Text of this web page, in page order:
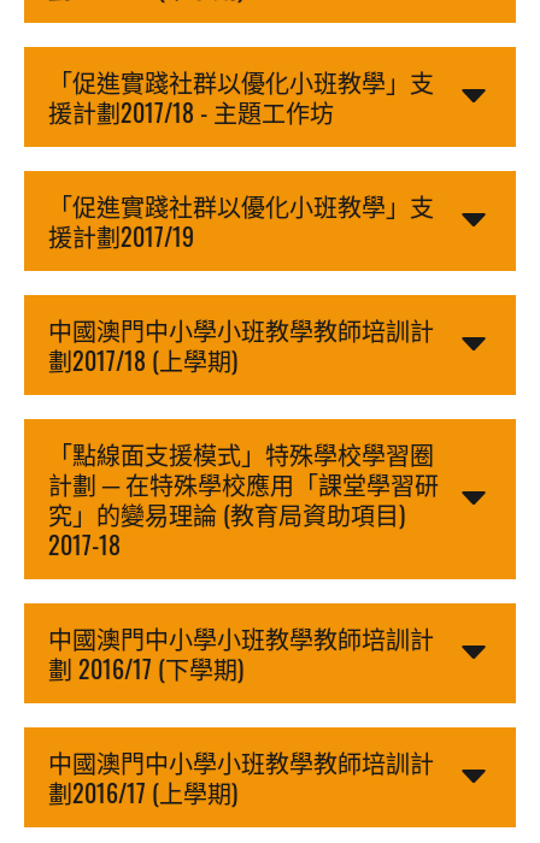
「促進實踐社群以優化小班教學」支
援計劃2017/18 - 主題工作坊
「促進實踐社群以優化小班教學」支
援計劃2017/19
中國澳門中小學小班教學教師培訓計
劃2017/18 (上學期)
「點線面支援模式」特殊學校學習圈
計劃 ─ 在特殊學校應用「課堂學習研
究」的變易理論 (教育局資助項目)
2017-18
中國澳門中小學小班教學教師培訓計
劃 2016/17 (下學期)
中國澳門中小學小班教學教師培訓計
劃2016/17 (上學期)